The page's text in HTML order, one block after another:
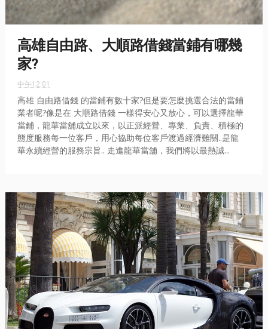
高雄自由路、大順路借錢當鋪有哪幾
家?
中午12:01
高雄 自由路借錢 的當鋪有數十家?但是要怎麼挑選合法的當鋪
業者呢?像是在 大順路借錢 一樣得安心又放心，可以選擇龍華
當鋪，龍華當舖成立以來，以正派經營、專業、負責、積極的
態度服務每一位客戶，用心協助每位客戶渡過經濟難關..是龍
華永續經營的服務宗旨.. 走進龍華當舖，我們將以最熱誠...